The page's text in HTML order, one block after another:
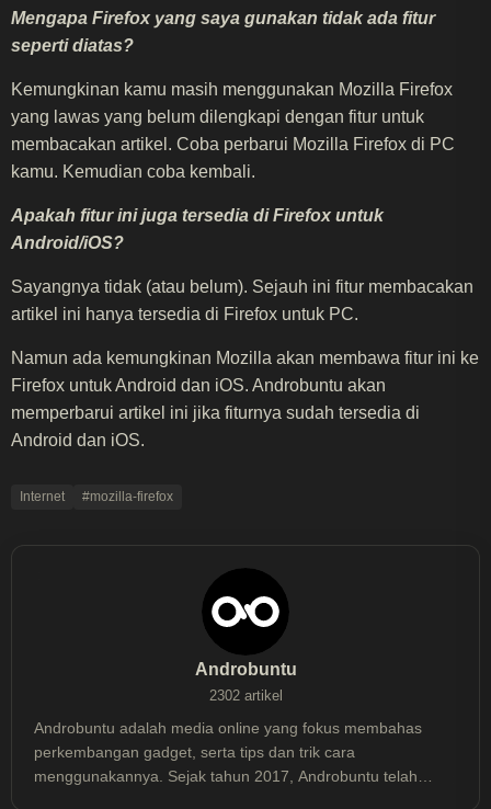
Mengapa Firefox yang saya gunakan tidak ada fitur
seperti diatas?
Kemungkinan kamu masih menggunakan Mozilla Firefox
yang lawas yang belum dilengkapi dengan fitur untuk
membacakan artikel. Coba perbarui Mozilla Firefox di PC
kamu. Kemudian coba kembali.
Apakah fitur ini juga tersedia di Firefox untuk
Android/iOS?
Sayangnya tidak (atau belum). Sejauh ini fitur membacakan
artikel ini hanya tersedia di Firefox untuk PC.
Namun ada kemungkinan Mozilla akan membawa fitur ini ke
Firefox untuk Android dan iOS. Androbuntu akan
memperbarui artikel ini jika fiturnya sudah tersedia di
Android dan iOS.
Internet #mozilla-firefox
Androbuntu
2302 artikel
Androbuntu adalah media online yang fokus membahas
perkembangan gadget, serta tips dan trik cara
menggunakannya. Sejak tahun 2017, Androbuntu telah